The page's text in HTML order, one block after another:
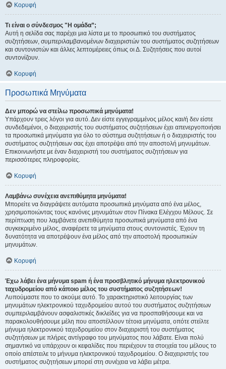
Κορυφή
Τι είναι ο σύνδεσμος "Η ομάδα”;
Αυτή η σελίδα σας παρέχει μια λίστα με το προσωπικό του συστήματος
συζητήσεων, συμπεριλαμβανομένων διαχειριστών του συστήματος συζητήσεων
και συντονιστών και άλλες λεπτομέρειες όπως οι Δ. Συζητήσεις που αυτοί
συντονίζουν.
Κορυφή
Προσωπικά Μηνύματα
Δεν μπορώ να στείλω προσωπικά μηνύματα!
Υπάρχουν τρεις λόγοι για αυτό. Δεν είστε εγγεγραμμένος μέλος και/ή δεν είστε
συνδεδεμένοι, ο διαχειριστής του συστήματος συζητήσεων έχει απενεργοποιήσει
τα προσωπικά μηνύματα για όλο το σύστημα συζητήσεων ή ο διαχειριστής του
συστήματος συζητήσεων σας έχει αποτρέψει από την αποστολή μηνυμάτων.
Επικοινωνήστε με έναν διαχειριστή του συστήματος συζητήσεων για
περισσότερες πληροφορίες.
Κορυφή
Λαμβάνω συνέχεια ανεπιθύμητα μηνύματα!
Μπορείτε να διαγράψετε αυτόματα προσωπικά μηνύματα από ένα μέλος,
χρησιμοποιώντας τους κανόνες μηνυμάτων στον Πίνακα Ελέγχου Μέλους. Σε
περίπτωση που λαμβάνετε ανεπιθύμητα προσωπικά μηνύματα από ένα
συγκεκριμένο μέλος, αναφέρετε τα μηνύματα στους συντονιστές. Έχουν τη
δυνατότητα να αποτρέψουν ένα μέλος από την αποστολή προσωπικών
μηνυμάτων.
Κορυφή
Έχω λάβει ένα μήνυμα spam ή ένα προσβλητικό μήνυμα ηλεκτρονικού
ταχυδρομείου από κάποιο μέλος του συστήματος συζητήσεων!
Λυπούμαστε που το ακούμε αυτό. Το χαρακτηριστικό λειτουργίας των
μηνυμάτων ηλεκτρονικού ταχυδρομείου αυτού του συστήματος συζητήσεων
συμπεριλαμβάνουν ασφαλιστικές δικλείδες για να προσπαθήσουμε και να
παρακολουθήσουμε μέλη που αποστέλλουν τέτοια μηνύματα, οπότε στείλτε
μήνυμα ηλεκτρονικού ταχυδρομείου στον διαχειριστή του συστήματος
συζητήσεων με πλήρες αντίγραφο του μηνύματος που λάβατε. Είναι πολύ
σημαντικό να υπάρχουν οι κεφαλίδες που περιέχουν τα στοιχεία του μέλους το
οποίο απέστειλε το μήνυμα ηλεκτρονικού ταχυδρομείου. Ο διαχειριστής του
συστήματος συζητήσεων μπορεί στη συνέχεια να λάβει μέτρα.